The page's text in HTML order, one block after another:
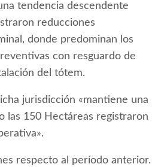
tendencia descendente
reducciones
donde predominan los
con resguardo de
del tótem.
jurisdicción «mantiene una
las 150 Hectáreas registraron
respecto al período anterior.